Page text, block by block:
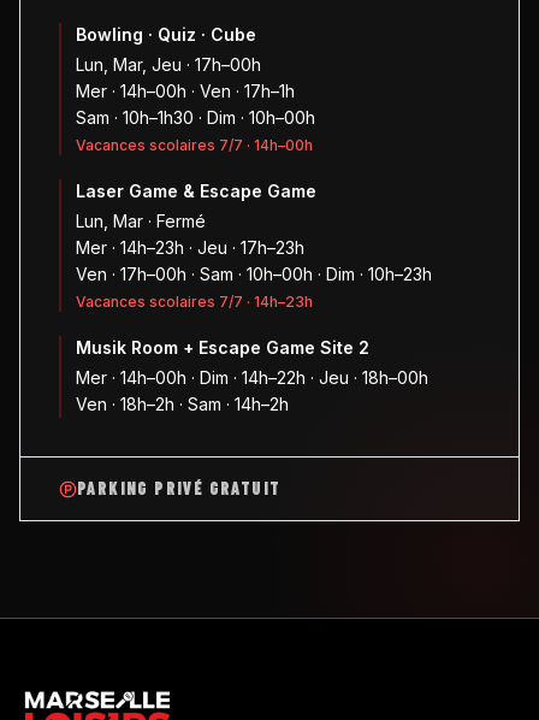
Bowling · Quiz · Cube
Lun, Mar, Jeu · 17h–00h
Mer · 14h–00h · Ven · 17h–1h
Sam · 10h–1h30 · Dim · 10h–00h
Vacances scolaires 7/7 · 14h–00h
Laser Game & Escape Game
Lun, Mar · Fermé
Mer · 14h–23h · Jeu · 17h–23h
Ven · 17h–00h · Sam · 10h–00h · Dim · 10h–23h
Vacances scolaires 7/7 · 14h–23h
Musik Room + Escape Game Site 2
Mer · 14h–00h · Dim · 14h–22h · Jeu · 18h–00h
Ven · 18h–2h · Sam · 14h–2h
PARKING PRIVÉ GRATUIT